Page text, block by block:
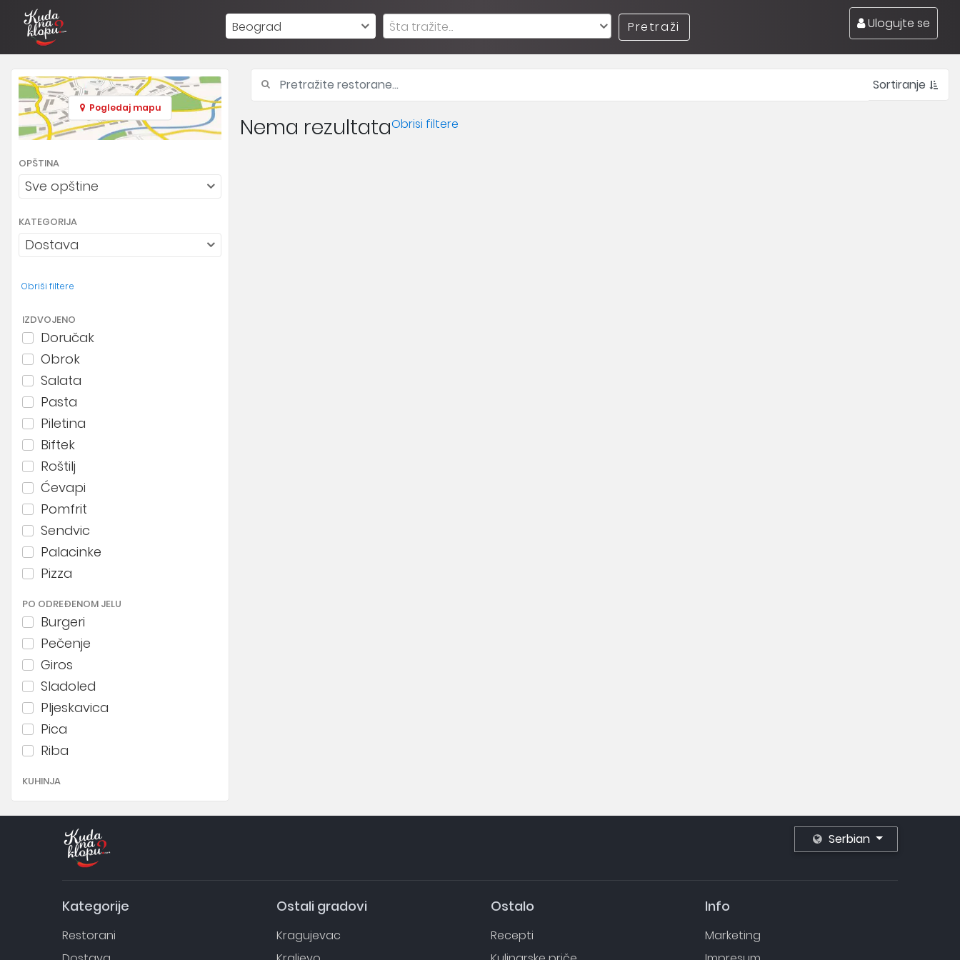
Beograd Šta tražite... Pretraži Ulogujte se
Pogledaj mapu
OPŠTINA
Sve opštine
KATEGORIJA
Dostava
Obriši filtere
IZDVOJENO
Doručak
Obrok
Salata
Pasta
Piletina
Biftek
Roštilj
Ćevapi
Pomfrit
Sendvic
Palacinke
Pizza
PO ODREĐENOM JELU
Burgeri
Pečenje
Giros
Sladoled
Pljeskavica
Pica
Riba
KUHINJA
Nacionalna
Italijanska
Kineska
Japanska
Grčka
Економични
Sortiranje
Nema rezultataObrisi filtere
Serbian
Kategorije
Restorani
Ostali gradovi
Kragujevac
Ostalo
Recepti
Info
Marketing